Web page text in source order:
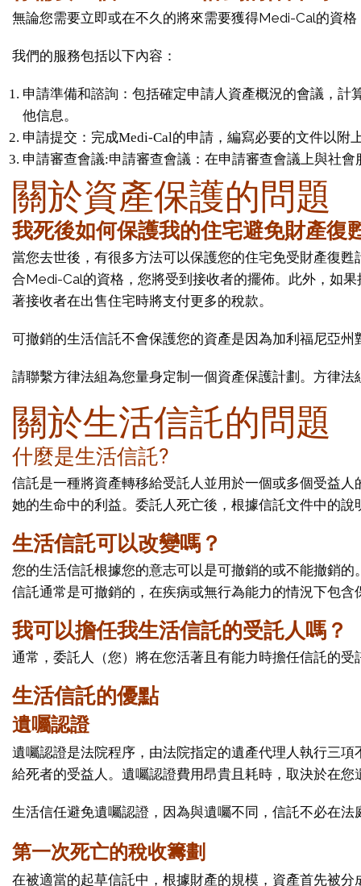
無論您需要立即或在不久的將來需要獲得Medi-Cal的資
我們的服務包括以下內容：
申請準備和諮詢：包括確定申請人資產概況的會議，
他信息。
申請提交：完成Medi-Cal的申請，編寫必要的文件以附
申請審查會議:申請審查會議：在申請審查會議上與社
關於資產保護的問題
我死後如何保護我的住宅避免財產復
當您去世後，有很多方法可以保護您的住宅免受財產復
合Medi-Cal的資格，您將受到接收者的擺佈。此外，如
著接收者在出售住宅時將支付更多的稅款。
可撤銷的生活信託不會保護您的資產是因為加利福尼亞州
請聯繫方律法組為您量身定制一個資產保護計劃。方律
關於生活信託的問題
什麼是生活信託?
信託是一種將資產轉移給受託人並用於一個或多個受益
她的生命中的利益。委託人死亡後，根據信託文件中的
生活信託可以改變嗎？
您的生活信託根據您的意志可以是可撤銷的或不能撤銷
信託通常是可撤銷的，在疾病或無行為能力的情況下包
我可以擔任我生活信託的受託人嗎？
通常，委託人（您）將在您活著且有能力時擔任信託的
生活信託的優點
遺囑認證
遺囑認證是法院程序，由法院指定的遺產代理人執行三
給死者的受益人。遺囑認證費用昂貴且耗時，取決於在
生活信任避免遺囑認證，因為與遺囑不同，信託不必在
第一次死亡的稅收籌劃
在被適當的起草信託中，根據財產的規模，資產首先被